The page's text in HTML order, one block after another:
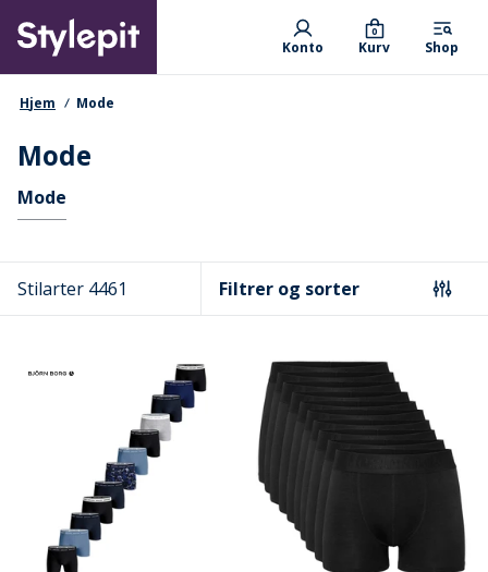
main
content
Primary departments
Konto Kurv
0
Shop
navigationssti
Hjem Mode
Mode
Hurtige links
Mode
Stilarter 4461 Filtrer og sorter